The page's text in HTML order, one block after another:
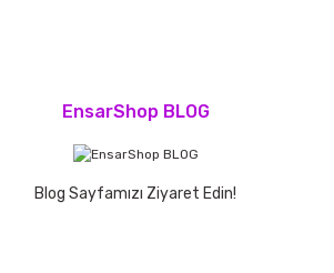
EnsarShop BLOG
Blog Sayfamızı Ziyaret Edin!